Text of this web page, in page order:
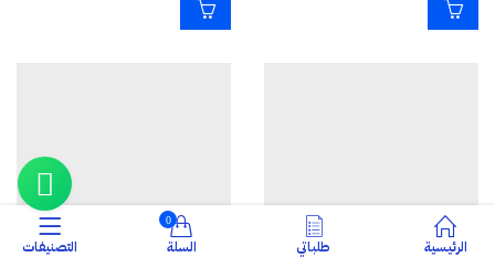
الرئيسية طلباتي
0
السلة التصنيفات